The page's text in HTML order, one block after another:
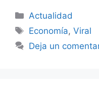
Categorías
Actualidad
Etiquetas
Economía,Viral
Deja un